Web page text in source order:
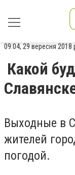
09:04, 29 вересня 2018
Какой
Выходные в
жителей
погодой.